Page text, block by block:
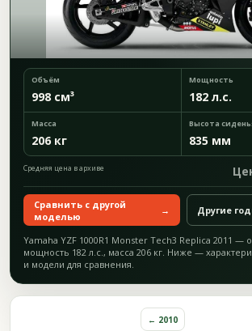
Объём
998 см³
Мощность
182 л.с.
Масса
206 кг
Высота
835 мм
Средняя цена в архиве
Сравнить с другой
моделью
→ Другие
Yamaha YZF 1000R1 Monster Tech3 Replica 2011 —
мощность 182 л.с., масса 206 кг. Ниже —
и модели для сравнения.
← 2010